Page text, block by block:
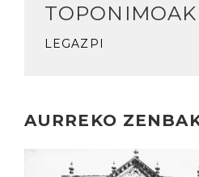
TOPONIMOAK
LEGAZPI
AURREKO